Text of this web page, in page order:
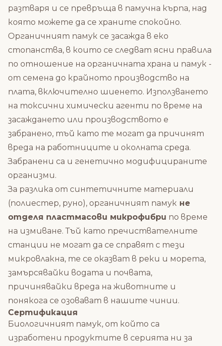
разтваря и се превръща в памучна кърпа, над
която можете да се храните спокойно.
Органичният памук се засажда в еко
стопанства, в които се следват ясни правила
по отношение на органичната храна и памук -
от семена до крайното производство на
плата, включително шиенето. Използването
на токсични химически агенти по време на
засаждането или производството е
забранено, тъй като те могат да причинят
вреда на работниците и околната среда.
Забранени са и генетично модифицираните
организми.
За разлика от синтетичните материали
(полиестер, руно), органичният памук не
отделя пластмасови микрофибри по време
на измиване. Тъй като пречиствателните
станции не могат да се справят с тези
микровлакна, те се оказват в реки и морета,
замърсявайки водата и почвата,
причинявайки вреда на животните и
понякога се озовават в нашите чинии.
Сертификация
Биологичният памук, от който са
изработени продуктите в серията ни за